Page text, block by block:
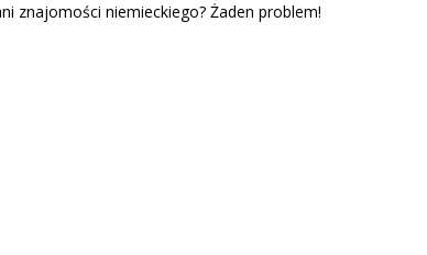
znajomości niemieckiego? Żaden problem!